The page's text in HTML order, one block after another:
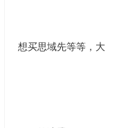
想买思域先等等，大